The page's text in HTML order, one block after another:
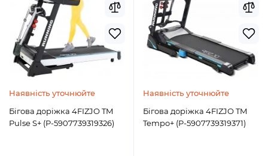
Наявність уточнюйте
Бігова доріжка 4FIZJO TM
Pulse S+ (P-5907739319326)
Наявність уточнюйте
Бігова доріжка 4FIZJO TM
Tempo+ (P-5907739319371)